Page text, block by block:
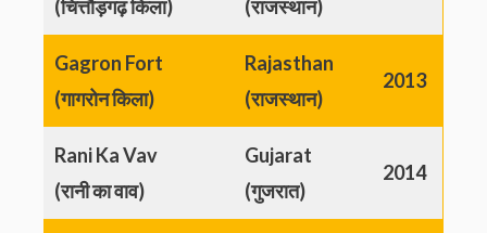
(चित्तौड़गढ़ किला)
(राजस्थान)
Gagron Fort
(गागरोन किला)
Rajasthan
(राजस्थान)
2013
Rani Ka Vav
(रानी का वाव)
Gujarat
(गुजरात)
2014